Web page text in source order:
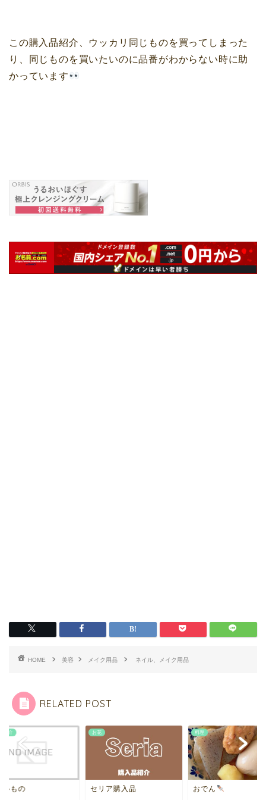
この購入品紹介、ウッカリ同じものを買ってしまった
り、同じものを買いたいのに品番がわからない時に助
かっています
HOME 美容 メイク用品 ネイル、メイク用品
RELATED POST
購入品
料理
おでん
購入品紹介
欲しいもの